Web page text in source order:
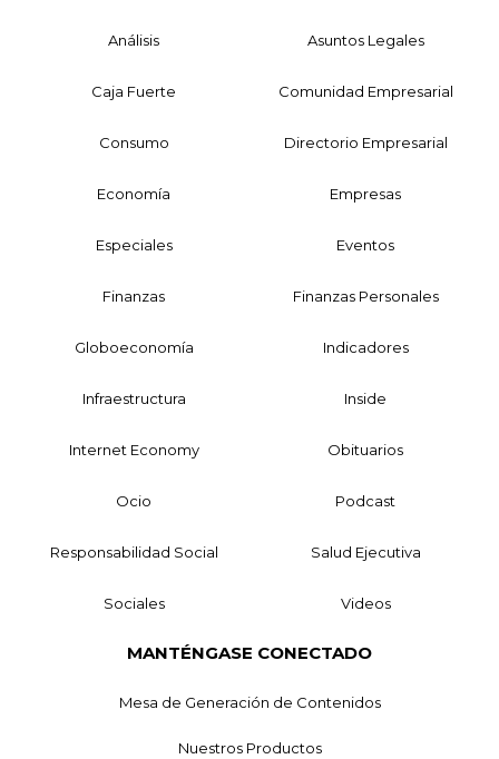
Análisis Asuntos Legales
Caja Fuerte Comunidad Empresarial
Consumo Directorio Empresarial
Economía Empresas
Especiales Eventos
Finanzas Finanzas Personales
Globoeconomía Indicadores
Infraestructura Inside
Internet Economy Obituarios
Ocio Podcast
Responsabilidad Social Salud Ejecutiva
Sociales Videos
MANTÉNGASE CONECTADO
Mesa de Generación de Contenidos
Nuestros Productos